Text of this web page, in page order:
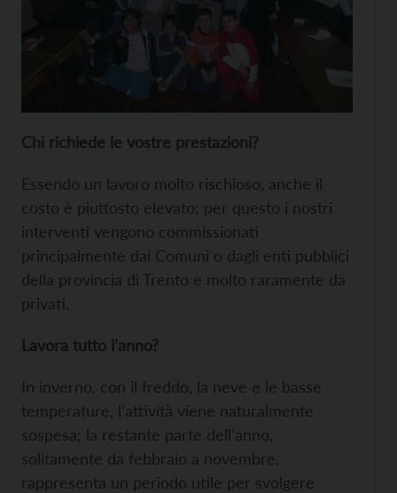
Chi richiede le vostre prestazioni?
Essendo un lavoro molto rischioso, anche il
costo è piuttosto elevato; per questo i nostri
interventi vengono commissionati
principalmente dai Comuni o dagli enti pubblici
della provincia di Trento e molto raramente da
privati.
Lavora tutto l’anno?
In inverno, con il freddo, la neve e le basse
temperature, l’attività viene naturalmente
sospesa; la restante parte dell’anno,
solitamente da febbraio a novembre,
rappresenta un periodo utile per svolgere